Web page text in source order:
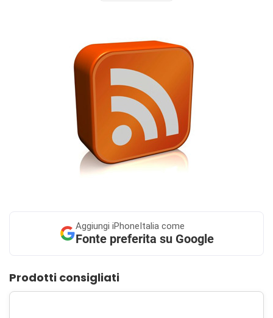
Aggiungi iPhoneItalia come
Fonte preferita su Google
Prodotti consigliati